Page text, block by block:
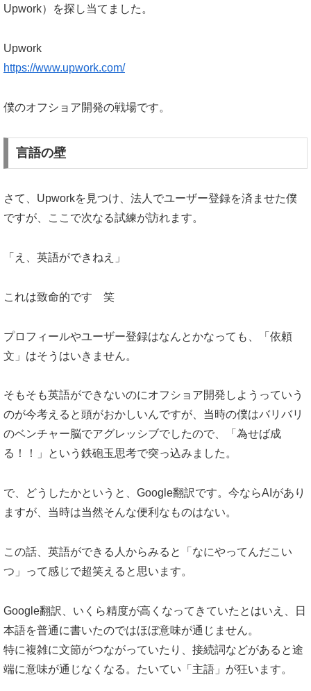
Upwork）を探し当てました。
Upwork
https://www.upwork.com/
僕のオフショア開発の戦場です。
言語の壁
さて、Upworkを見つけ、法人でユーザー登録を済ませた僕
ですが、ここで次なる試練が訪れます。
「え、英語ができねえ」
これは致命的です 笑
プロフィールやユーザー登録はなんとかなっても、「依頼
文」はそうはいきません。
そもそも英語ができないのにオフショア開発しようっていう
のが今考えると頭がおかしいんですが、当時の僕はバリバリ
のベンチャー脳でアグレッシブでしたので、「為せば成
る！！」という鉄砲玉思考で突っ込みました。
で、どうしたかというと、Google翻訳です。今ならAIがあり
ますが、当時は当然そんな便利なものはない。
この話、英語ができる人からみると「なにやってんだこい
つ」って感じで超笑えると思います。
Google翻訳、いくら精度が高くなってきていたとはいえ、日
本語を普通に書いたのではほぼ意味が通じません。
特に複雑に文節がつながっていたり、接続詞などがあると途
端に意味が通じなくなる。たいてい「主語」が狂います。